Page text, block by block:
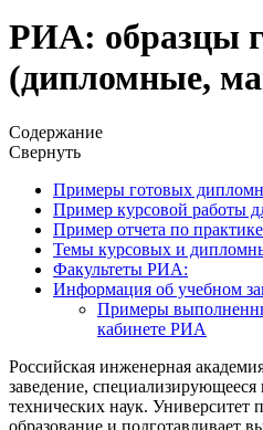
РИА: образцы
(дипломные,
Содержание
Свернуть
Примеры готовых
Пример курсовой работы
Пример отчета по
Темы курсовых и
Факультеты РИА:
Информация об учебном
Примеры
кабинете РИА
Российская инженерная
заведение,
технических наук. Университет
образование и подготавливает